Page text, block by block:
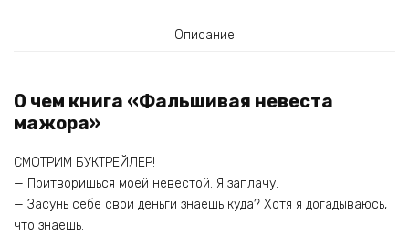
Описание
О чем книга «Фальшивая невеста
мажора»
СМОТРИМ БУКТРЕЙЛЕР!
— Притворишься моей невестой. Я заплачу.
— Засунь себе свои деньги знаешь куда? Хотя я догадываюсь,
что знаешь.